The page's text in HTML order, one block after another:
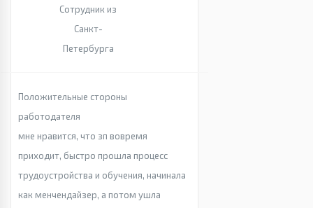
Сотрудник из
Санкт-
Петербурга
Положительные стороны
работодателя
мне нравится, что зп вовремя
приходит, быстро прошла процесс
трудоустройства и обучения, начинала
как менчендайзер, а потом ушла